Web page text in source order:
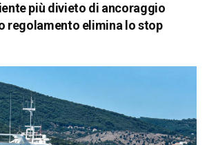
più divieto di ancoraggio
regolamento elimina lo stop